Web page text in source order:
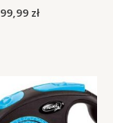
99,99 zł